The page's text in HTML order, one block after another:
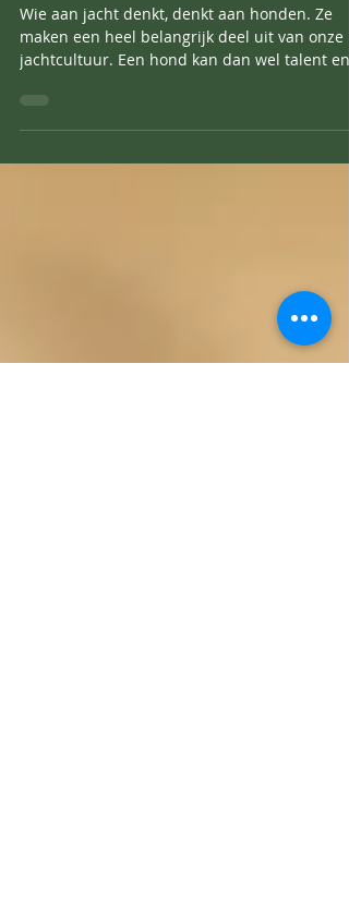
Interview Veltem Gundog
Training
Wie aan jacht denkt, denkt aan honden. Ze
maken een heel belangrijk deel uit van onze